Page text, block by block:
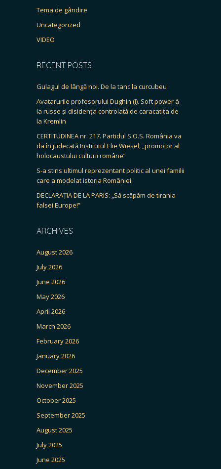
Tema de gândire
Uncategorized
VIDEO
RECENT POSTS
Gulagul de lângă noi. De la tanc la curcubeu
Avatarurile profesorului Dughin (I). Soft power à
la russe și disidența controlată de caracatița de
la Kremlin
CERTITUDINEA nr. 217. Partidul S.O.S. România va
da în judecată Institutul Elie Wiesel, „promotor al
holocaustului culturii române”
S-a stins ultimul reprezentant politic al unei familii
care a modelat istoria României
DECLARAȚIA DE LA PARIS: „Să scăpăm de tirania
falsei Europe!”
ARCHIVES
August 2026
July 2026
June 2026
May 2026
April 2026
March 2026
February 2026
January 2026
December 2025
November 2025
October 2025
September 2025
August 2025
July 2025
June 2025